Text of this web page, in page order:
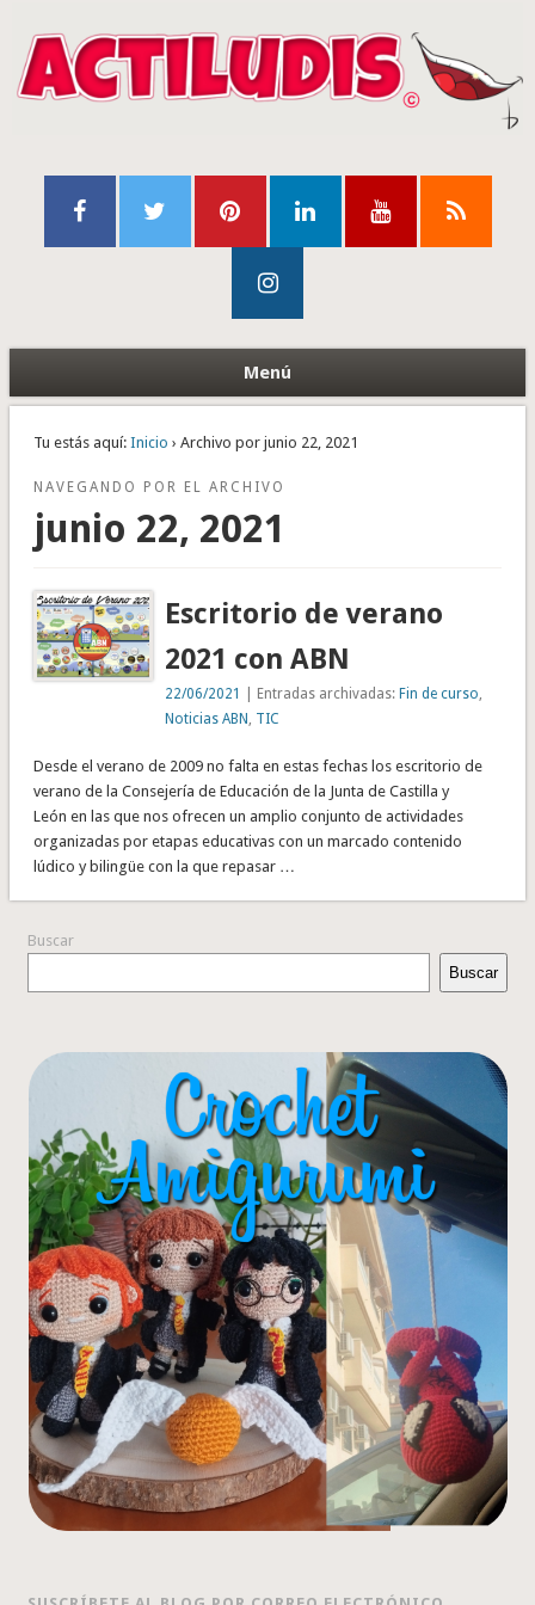
Menú
Tu estás aquí: Inicio › Archivo por junio 22, 2021
NAVEGANDO POR EL ARCHIVO
junio 22, 2021
Escritorio de verano
2021 con ABN
22/06/2021 | Entradas archivadas:Fin de curso
Noticias ABN TIC
Desde el verano de 2009 no falta en estas fechas los escritorio de
verano de la Consejería de Educación de la Junta de Castilla y
León en las que nos ofrecen un amplio conjunto de actividades
organizadas por etapas educativas con un marcado contenido
lúdico y bilingüe con la que repasar …
Buscar
Buscar